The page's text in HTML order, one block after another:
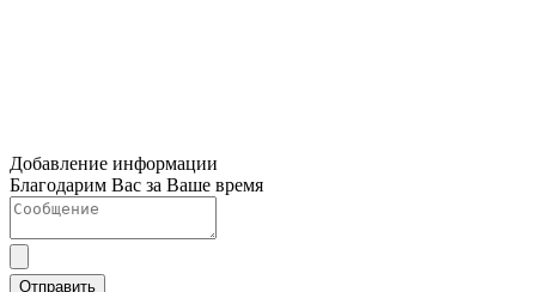
Добавление информации
Благодарим Вас за Ваше время
Отправить